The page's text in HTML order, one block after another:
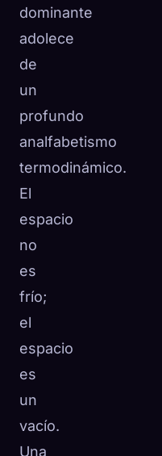
dominante
adolece
de
un
profundo
analfabetismo
termodinámico.
El
espacio
no
es
frío;
el
espacio
es
un
vacío.
Una